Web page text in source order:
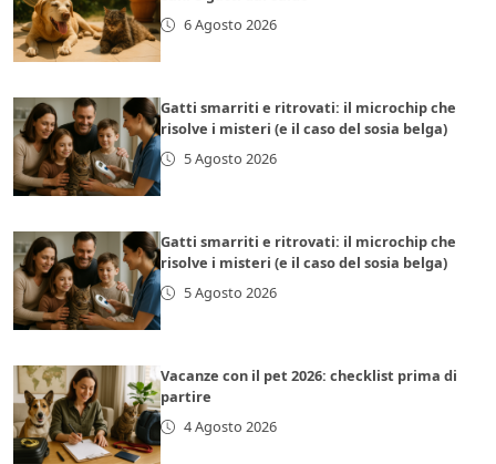
6 Agosto 2026
Gatti smarriti e ritrovati: il microchip che
risolve i misteri (e il caso del sosia belga)
5 Agosto 2026
Gatti smarriti e ritrovati: il microchip che
risolve i misteri (e il caso del sosia belga)
5 Agosto 2026
Vacanze con il pet 2026: checklist prima di
partire
4 Agosto 2026